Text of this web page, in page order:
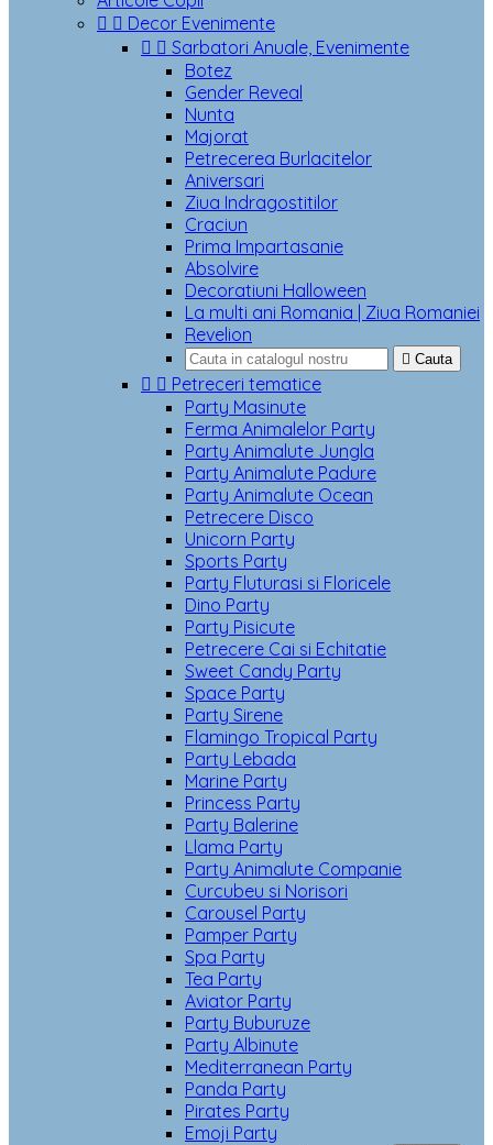
  Decor Evenimente
  Sarbatori Anuale, Evenimente
Botez
Gender Reveal
Nunta
Majorat
Petrecerea Burlacitelor
Aniversari
Ziua Indragostitilor
Craciun
Prima Impartasanie
Absolvire
Decoratiuni Halloween
La multi ani Romania | Ziua Romaniei
Revelion
 Cauta
  Petreceri tematice
Party Masinute
Ferma Animalelor Party
Party Animalute Jungla
Party Animalute Padure
Party Animalute Ocean
Petrecere Disco
Unicorn Party
Sports Party
Party Fluturasi si Floricele
Dino Party
Party Pisicute
Petrecere Cai si Echitatie
Sweet Candy Party
Space Party
Party Sirene
Flamingo Tropical Party
Party Lebada
Marine Party
Princess Party
Party Balerine
Llama Party
Party Animalute Companie
Curcubeu si Norisori
Carousel Party
Pamper Party
Spa Party
Tea Party
Aviator Party
Party Buburuze
Party Albinute
Mediterranean Party
Panda Party
Pirates Party
Emoji Party